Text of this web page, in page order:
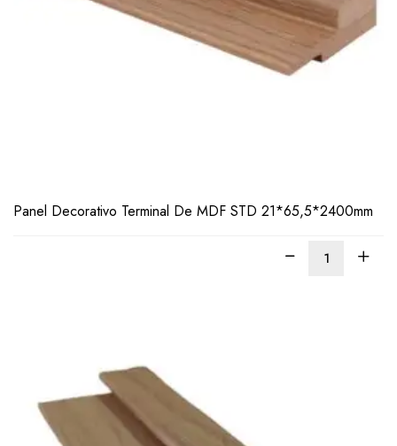
Panel Decorativo Terminal De MDF STD 21*65,5*2400mm